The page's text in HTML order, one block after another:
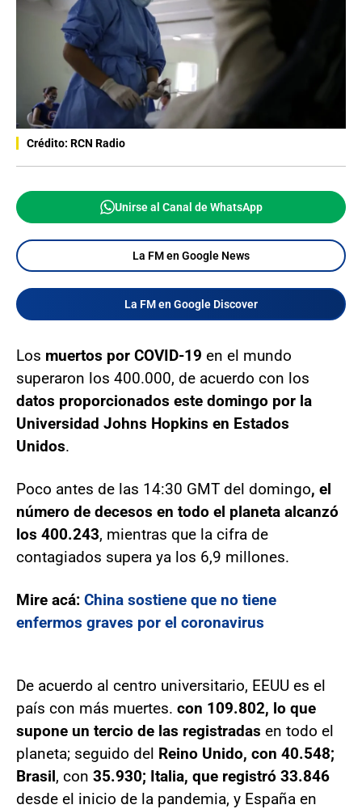
Crédito: RCN Radio
Unirse al Canal de WhatsApp
La FM en Google News
La FM en Google Discover
Los muertos por COVID-19 en el mundo
superaron los 400.000, de acuerdo con los
datos proporcionados este domingo por la
Universidad Johns Hopkins en Estados
Unidos.
Poco antes de las 14:30 GMT del domingo, el
número de decesos en todo el planeta alcanzó
los 400.243, mientras que la cifra de
contagiados supera ya los 6,9 millones.
Mire acá: China sostiene que no tiene
enfermos graves por el coronavirus
De acuerdo al centro universitario, EEUU es el
país con más muertes. con 109.802, lo que
supone un tercio de las registradas en todo el
planeta; seguido del Reino Unido, con 40.548;
Brasil, con 35.930; Italia, que registró 33.846
desde el inicio de la pandemia, y España en